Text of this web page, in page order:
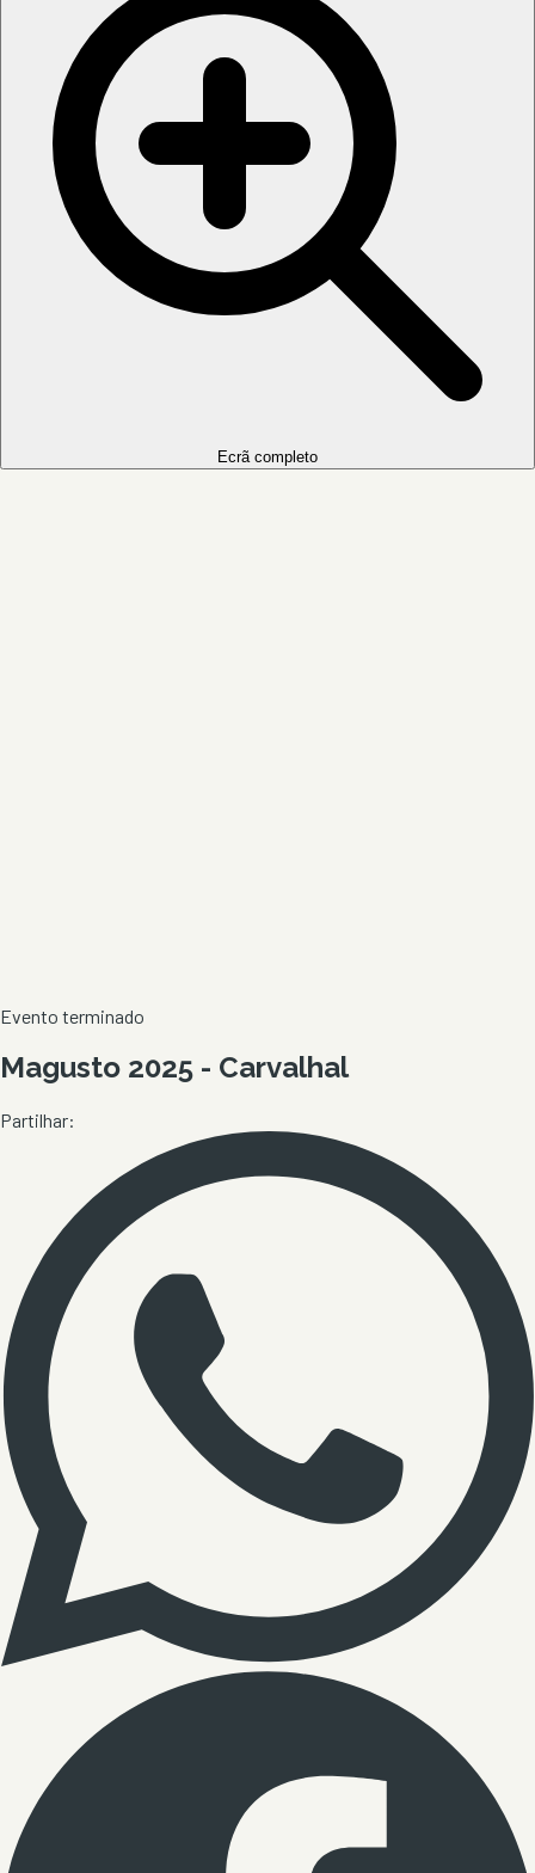
Ecrã completo
Evento terminado
Magusto 2025 - Carvalhal
Partilhar: